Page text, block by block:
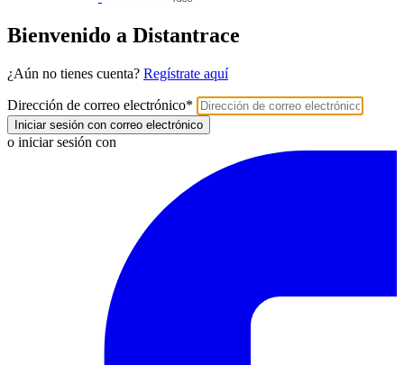
Bienvenido a Distantrace
¿Aún no tienes cuenta? Regístrate aquí
Dirección de correo electrónico*
Iniciar sesión con correo electrónico
o iniciar sesión con